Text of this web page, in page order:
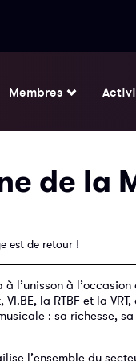
Membres
de la
est de retour !
l’unisson à
la RTBF et la
: sa richesse,
l’ensemble du